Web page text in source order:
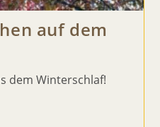
auf dem
dem Winterschlaf!